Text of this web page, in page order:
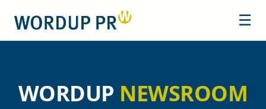
☰
WORDUP NEWSROOM